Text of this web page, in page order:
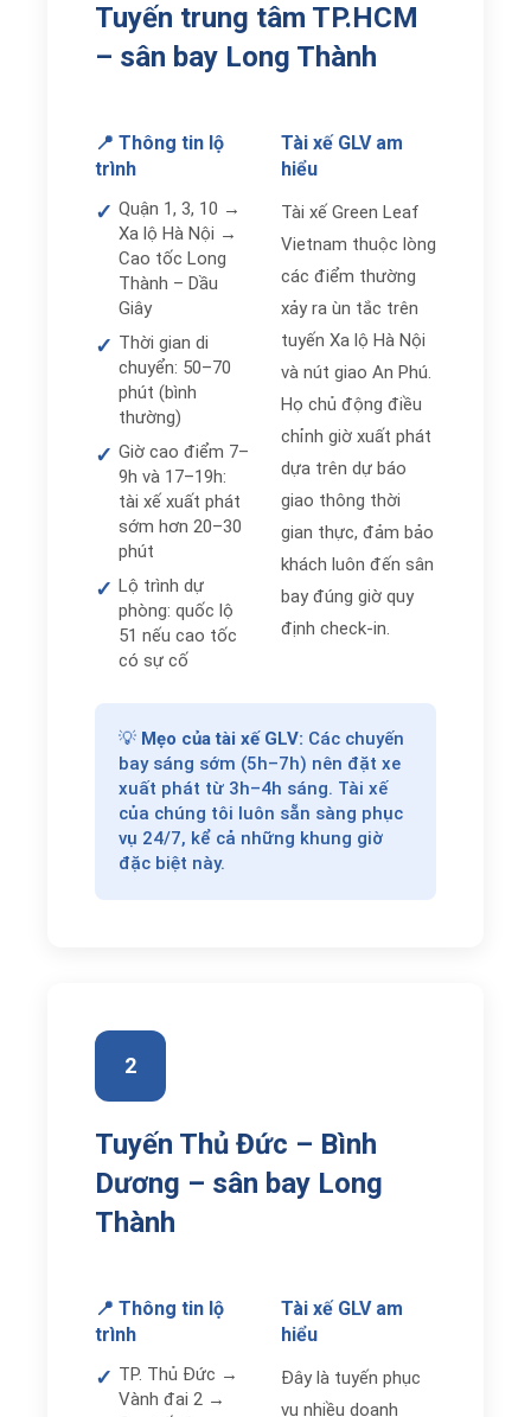
Tuyến trung tâm TP.HCM
– sân bay Long Thành
📍 Thông tin lộ
trình
✓ Quận 1, 3, 10 →
Xa lộ Hà Nội →
Cao tốc Long
Thành – Dầu
Giây
✓ Thời gian di
chuyển: 50–70
phút (bình
thường)
✓ Giờ cao điểm 7–
9h và 17–19h:
tài xế xuất phát
sớm hơn 20–30
phút
✓ Lộ trình dự
phòng: quốc lộ
51 nếu cao tốc
có sự cố
Tài xế GLV am
hiểu
Tài xế Green Leaf
Vietnam thuộc lòng
các điểm thường
xảy ra ùn tắc trên
tuyến Xa lộ Hà Nội
và nút giao An Phú.
Họ chủ động điều
chỉnh giờ xuất phát
dựa trên dự báo
giao thông thời
gian thực, đảm bảo
khách luôn đến sân
bay đúng giờ quy
định check-in.
💡 Mẹo của tài xế GLV: Các chuyến
bay sáng sớm (5h–7h) nên đặt xe
xuất phát từ 3h–4h sáng. Tài xế
của chúng tôi luôn sẵn sàng phục
vụ 24/7, kể cả những khung giờ
đặc biệt này.
2
Tuyến Thủ Đức – Bình
Dương – sân bay Long
Thành
📍 Thông tin lộ
trình
✓ TP. Thủ Đức →
Vành đai 2 →
Tài xế GLV am
hiểu
Đây là tuyến phục
vụ nhiều doanh